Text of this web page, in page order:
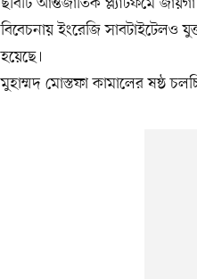
বিবেচনায় ইংরেজি সাবটাইটেলও
হয়েছে।
মুহাম্মদ মোস্তফা কামালের ষষ্ঠ